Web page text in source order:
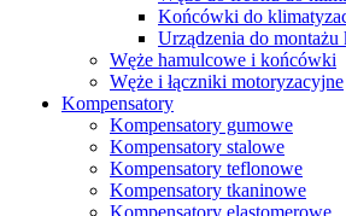
Końcówki do
Urządzenia do
Węże hamulcowe i końcówki
Węże i łączniki motoryzacyjne
Kompensatory
Kompensatory gumowe
Kompensatory stalowe
Kompensatory teflonowe
Kompensatory tkaninowe
Kompensatory elastomerowe